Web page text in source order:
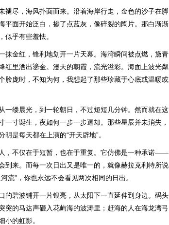
尽，海风扑面而来。沿着海岸行走，金色的沙子在脚
平面开始泛白，掺了点蓝灰，像碎裂的陶片。那白渐渐
似乎有些羞怯。
金红，锋利地划开一片天幕。海湾瞬间被点燃，黛青
红里洒出鎏金。漫天的朝霞，流光溢彩。海面上波光粼
脸庞时，不知为何，我想起了那些珍藏于心底或温暖或
缕晨光，到一轮朝日，不过短短几分钟。然而就在这
一寸诞生，夜如何一步一步退却。那些星辰并未消失，
是每天都在上演的“开天辟地”。
不仅在于短暂，也在于重复。它仿佛是一种承诺——
到来。而每一次日出又是唯一的，就像赫拉克利特所说
流”，你也永远不会看见两次相同的日出。
碧波铺开一片银亮，从太阳下一直延伸到身边。码头
突的马达声砸入花屿海的波涛里；赶海的人在海龙湾弓
小的虹影。